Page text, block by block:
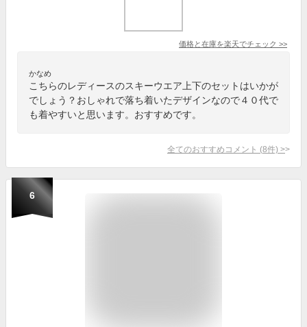
価格と在庫を楽天でチェック >>
かなめ
こちらのレディースのスキーウエア上下のセットはいかが
でしょう？おしゃれで落ち着いたデザインなので４０代で
も着やすいと思います。おすすめです。
全てのおすすめコメント (8件) >
6